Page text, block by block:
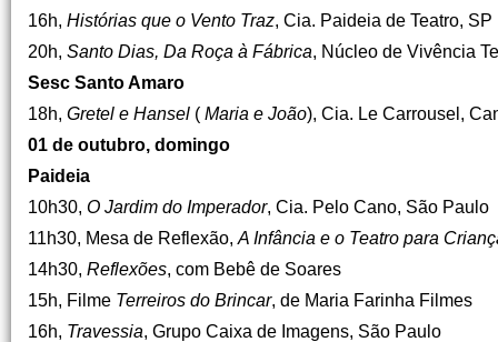
16h, Histórias que o Vento Traz, Cia. Paideia de Teatro, SP
20h, Santo Dias, Da Roça à Fábrica, Núcleo de Vivência
Sesc Santo Amaro
18h, Gretel e Hansel ( Maria e João), Cia. Le Carrousel,
01 de outubro, domingo
Paideia
10h30, O Jardim do Imperador, Cia. Pelo Cano, São Paulo
11h30, Mesa de Reflexão, A Infância e o Teatro para
14h30, Reflexões, com Bebê de Soares
15h, Filme Terreiros do Brincar, de Maria Farinha Filmes
16h, Travessia, Grupo Caixa de Imagens, São Paulo